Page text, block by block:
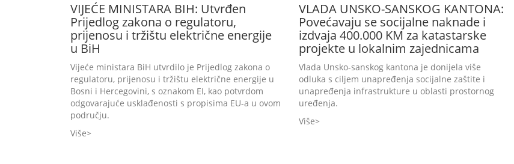
VIJEĆE MINISTARA BIH: Utvrđen
Prijedlog zakona o regulatoru,
prijenosu i tržištu električne energije
u BiH
Vijeće ministara BiH utvrdilo je Prijedlog zakona o
regulatoru, prijenosu i tržištu električne energije u
Bosni i Hercegovini, s oznakom EI, kao potvrdom
odgovarajuće usklađenosti s propisima EU-a u ovom
području.
Više
VLADA UNSKO-SANSKOG KANTONA:
Povećavaju se socijalne naknade i
izdvaja 400.000 KM za katastarske
projekte u lokalnim zajednicama
Vlada Unsko-sanskog kantona je donijela više
odluka s ciljem unapređenja socijalne zaštite i
unapređenja infrastrukture u oblasti prostornog
uređenja.
Više